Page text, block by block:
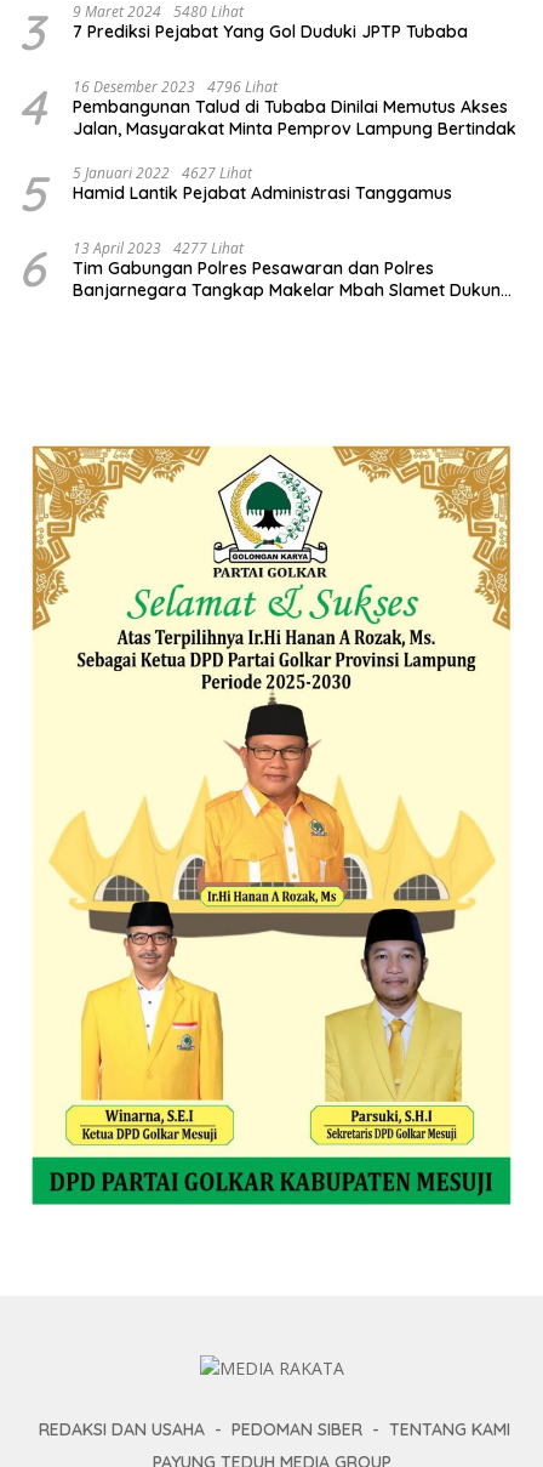
3 9 Maret 2024 5480 Lihat
7 Prediksi Pejabat Yang Gol Duduki JPTP Tubaba
4 16 Desember 2023 4796 Lihat
Pembangunan Talud di Tubaba Dinilai Memutus Akses
Jalan, Masyarakat Minta Pemprov Lampung Bertindak
5 5 Januari 2022 4627 Lihat
Hamid Lantik Pejabat Administrasi Tanggamus
6 13 April 2023 4277 Lihat
Tim Gabungan Polres Pesawaran dan Polres
Banjarnegara Tangkap Makelar Mbah Slamet Dukun
REDAKSI DAN USAHA PEDOMAN SIBER
TENTANG KAMI
PAYUNG TEDUH MEDIA GROUP